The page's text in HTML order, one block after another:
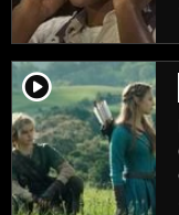
player2